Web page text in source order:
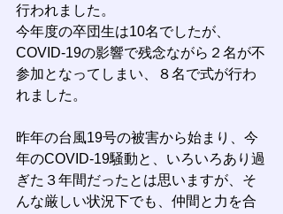
行われました。
今年度の卒団生は10名でしたが、
COVID-19の影響で残念ながら２名が不
参加となってしまい、８名で式が行わ
れました。
昨年の台風19号の被害から始まり、今
年のCOVID-19騒動と、いろいろあり過
ぎた３年間だったとは思いますが、そ
んな厳しい状況下でも、仲間と力を合